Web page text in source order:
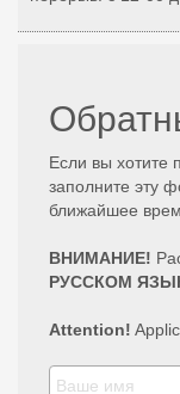
Если вы хотите
заполните эту
ближайшее
ВНИМАНИЕ!
РУССКОМ
Attention!